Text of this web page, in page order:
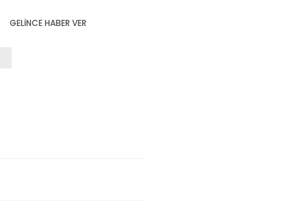
GELINCE HABER VER